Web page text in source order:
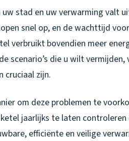
stad en uw verwarming valt
snel op, en de wachttijd
verbruikt bovendien meer
scenario’s die u wilt
cruciaal zijn.
om deze problemen te
jaarlijks te laten
efficiënte en veilige